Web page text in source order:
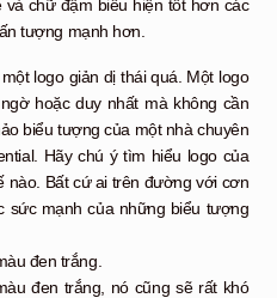
chữ đậm biểu hiện tốt hơn các
tượng mạnh hơn.
logo giản dị thái quá. Một logo
hoặc duy nhất mà không cần
biểu tượng của một nhà chuyên
Hãy chú ý tìm hiểu logo của
nào. Bất cứ ai trên đường với cơn
sức mạnh của những biểu tượng
đen trắng.
đen trắng, nó cũng sẽ rất khó